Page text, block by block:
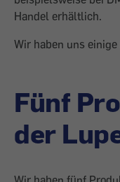
Handel erhältlich.
Wir haben uns
Fünf
der